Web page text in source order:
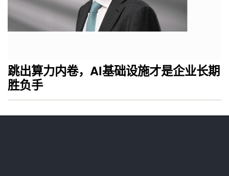
跳出算力内卷，AI基础设施才是企业长期
胜负手